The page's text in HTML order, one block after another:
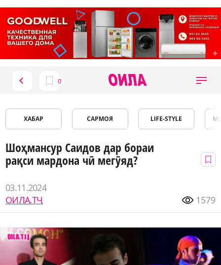
ХАБАР САРМОЯ LIFE-STYLE
Шоҳмансур Саидов дар бораи
рақси мардона чӣ мегӯяд?
03.11.2024
ОИЛА.ТҶ
1579